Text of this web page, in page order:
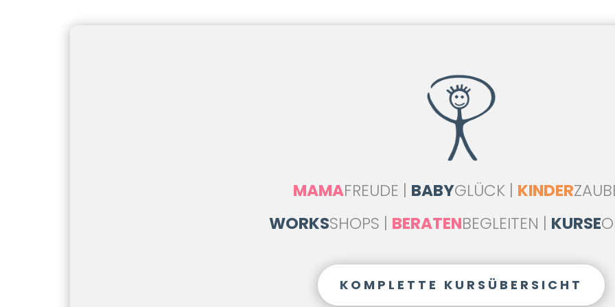
MAMAFREUDE | BABYGLÜCK | KINDER
WORKSSHOPS | BERATENBEGLEITEN | KURSE
KOMPLETTE KURSÜBERSICHT